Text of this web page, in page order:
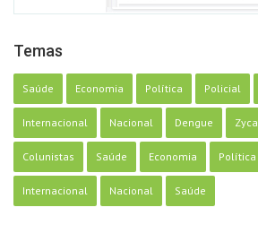
Temas
Saúde Economia Política Policial
Internacional Nacional Dengue Zyca
Colunistas Saúde Economia Política
Internacional Nacional Saúde